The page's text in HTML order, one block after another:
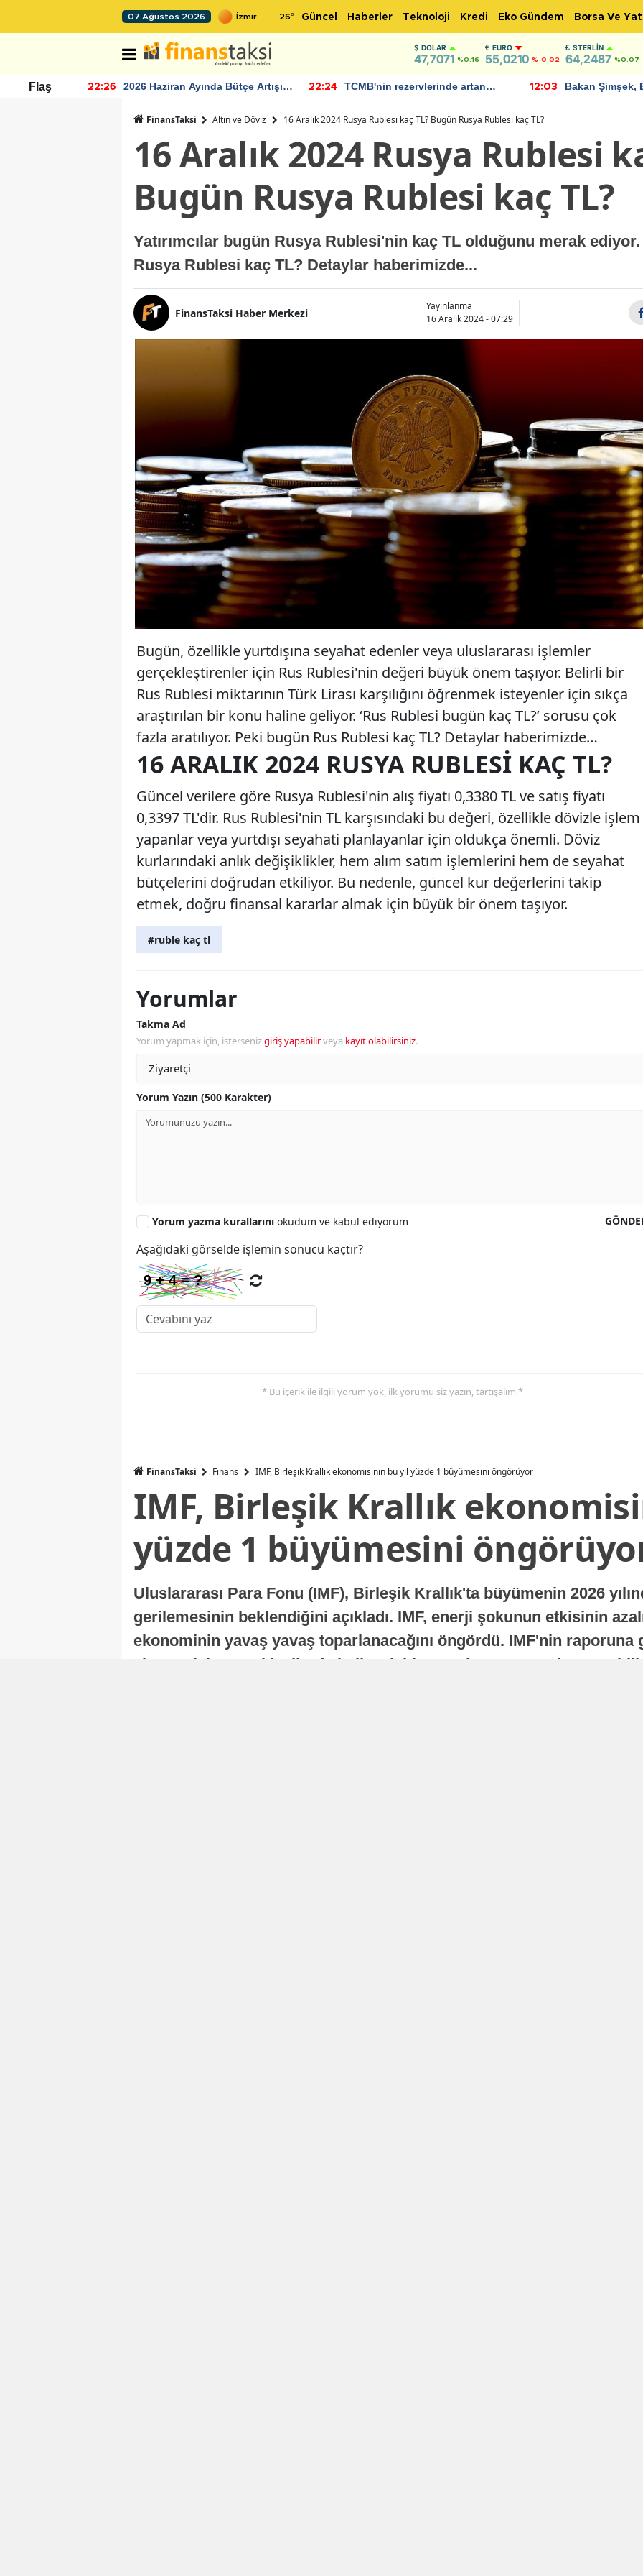
07 Ağustos 2026 26° Güncel Haberler Teknoloji Kredi Eko Gündem Borsa Ve
DOLAR
47,7071 %0.16
EURO
55,0210 %-0.02
STERLIN
64,2487 %0.07
Flaş 22:26
2026 Haziran Ayında Bütçe Artışı
22:24
TCMB'nin rezervlerinde artan
12:03
Bakan Şimşek,
FinansTaksi Altın ve Döviz 16 Aralık 2024 Rusya Rublesi kaç TL? Bugün Rusya Rublesi kaç TL?
16 Aralık 2024 Rusya Rublesi
Bugün Rusya Rublesi kaç TL?
Yatırımcılar bugün Rusya Rublesi'nin kaç TL olduğunu merak
Rusya Rublesi kaç TL? Detaylar haberimizde...
FinansTaksi Haber Merkezi
Yayınlanma
16 Aralık 2024 - 07:29
Bugün, özellikle yurtdışına seyahat edenler veya uluslararası işlemler
gerçekleştirenler için Rus Rublesi'nin değeri büyük önem taşıyor. Belirli bir
Rus Rublesi miktarının Türk Lirası karşılığını öğrenmek isteyenler için sıkça
araştırılan bir konu haline geliyor. ‘Rus Rublesi bugün kaç TL?’ sorusu çok
fazla aratılıyor. Peki bugün Rus Rublesi kaç TL? Detaylar haberimizde…
16 ARALIK 2024 RUSYA RUBLESI KAÇ TL?
Güncel verilere göre Rusya Rublesi'nin alış fiyatı 0,3380 TL ve satış fiyatı
0,3397 TL'dir. Rus Rublesi'nin TL karşısındaki bu değeri, özellikle dövizle işlem
yapanlar veya yurtdışı seyahati planlayanlar için oldukça önemli. Döviz
kurlarındaki anlık değişiklikler, hem alım satım işlemlerini hem de seyahat
bütçelerini doğrudan etkiliyor. Bu nedenle, güncel kur değerlerini takip
etmek, doğru finansal kararlar almak için büyük bir önem taşıyor.
#ruble kaç tl
Yorumlar
Takma Ad
Yorum yapmak için, istersenizgiriş yapabilirveya kayıt olabilirsiniz.
Yorum Yazın (500 Karakter)
Yorum yazma kurallarını okudum ve kabul ediyorum
Aşağıdaki görselde işlemin sonucu kaçtır?
* Bu içerik ile ilgili yorum yok, ilk yorumu siz yazın, tartışalım *
FinansTaksi Finans IMF, Birleşik Krallık ekonomisinin bu yıl yüzde 1 büyümesini öngörüyor
IMF, Birleşik Krallık
yüzde 1 büyümesini
Uluslararası Para Fonu (IMF), Birleşik Krallık'ta büyümenin 2026
gerilemesinin beklendiğini açıkladı. IMF, enerji şokunun etkisinin
ekonominin yavaş yavaş toparlanacağını öngördü. IMF'nin raporuna
ekonomisi, sonraki yıllarda istikrarlı bir toparlanma süreci